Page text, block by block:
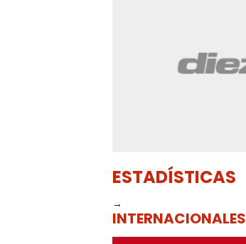
ESTADÍSTICAS
→
INTERNACIONALES